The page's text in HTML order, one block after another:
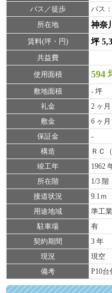
バス／徒歩
バス
所在地
神奈
賃料(坪・円) 坪
共益費
使用面積
594
敷地面積
- 坪
礼金
2 ヶ月
敷金
6 ヶ月
保証金
-
構造
ＲＣ
竣工年
1962
所在階
1/3 階
接道状況
9.1ｍ
用途地域
準工
駐車場
有
契約期間
3 年
現況
現空
備考
P10